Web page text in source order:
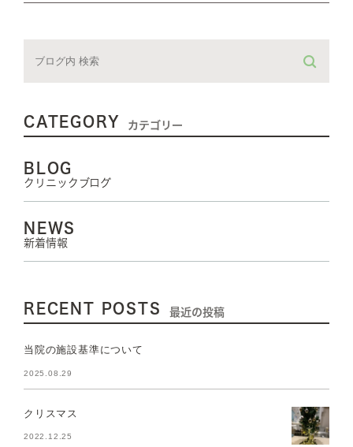
CATEGORY カテゴリー
BLOG
クリニックブログ
NEWS
新着情報
RECENT POSTS 最近の投稿
当院の施設基準について
2025.08.29
クリスマス
2022.12.25